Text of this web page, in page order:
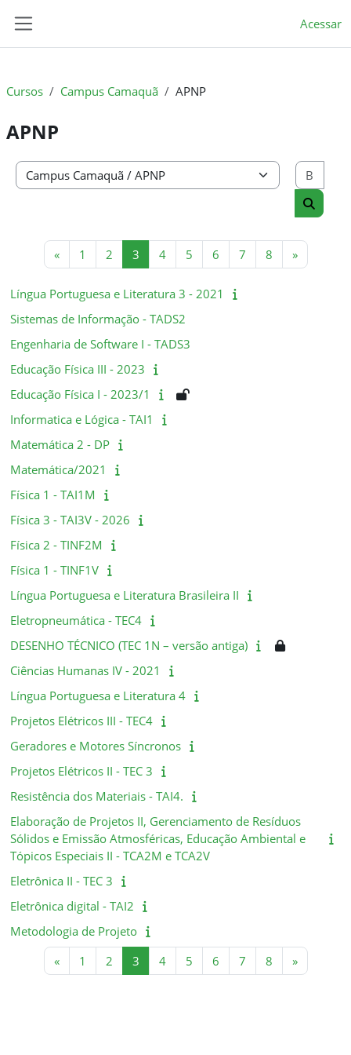
Acessar
Cursos Campus Camaquã APNP
APNP
Categorias de Cursos
Buscar
«Página anterior
1 Página 1
2Página 2
3Página 3
4Página 4
5Página 5
6Página 6
7Página 7
8Página 8
»Próxima
Língua Portuguesa e Literatura 3 - 2021
Sistemas de Informação - TADS2
Engenharia de Software I - TADS3
Educação Física III - 2023
Educação Física I - 2023/1
Informatica e Lógica - TAI1
Matemática 2 - DP
Matemática/2021
Física 1 - TAI1M
Física 3 - TAI3V - 2026
Física 2 - TINF2M
Física 1 - TINF1V
Língua Portuguesa e Literatura Brasileira II
Eletropneumática - TEC4
DESENHO TÉCNICO (TEC 1N – versão antiga)
Ciências Humanas IV - 2021
Língua Portuguesa e Literatura 4
Projetos Elétricos III - TEC4
Geradores e Motores Síncronos
Projetos Elétricos II - TEC 3
Resistência dos Materiais - TAI4.
Elaboração de Projetos II, Gerenciamento de Resíduos
Sólidos e Emissão Atmosféricas, Educação Ambiental e
Tópicos Especiais II - TCA2M e TCA2V
Eletrônica II - TEC 3
Eletrônica digital - TAI2
Metodologia de Projeto
«Página anterior
1 Página 1
2Página 2
3Página 3
4Página 4
5Página 5
6Página 6
7Página 7
8Página 8
»Próxima